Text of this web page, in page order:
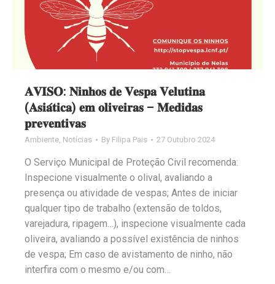
𝐀𝐕𝐈𝐒𝐎: 𝐍𝐢𝐧𝐡𝐨𝐬 𝐝𝐞 𝐕𝐞𝐬𝐩𝐚 𝐕𝐞𝐥𝐮𝐭𝐢𝐧𝐚
(𝐀𝐬𝐢𝐚́𝐭𝐢𝐜𝐚) 𝐞𝐦 𝐨𝐥𝐢𝐯𝐞𝐢𝐫𝐚𝐬 – 𝐌𝐞𝐝𝐢𝐝𝐚𝐬
𝐩𝐫𝐞𝐯𝐞𝐧𝐭𝐢𝐯𝐚𝐬
Ambiente, Notícias By Filipa Pais 27 Outubro 2024
O Serviço Municipal de Proteção Civil recomenda:
Inspecione visualmente o olival, avaliando a
presença ou atividade de vespas; Antes de iniciar
qualquer tipo de trabalho (extensão de toldos,
varejadura, ripagem…), inspecione visualmente cada
oliveira, avaliando a possível existência de ninhos
de vespa; Em caso de avistamento de ninho, não
interfira com o mesmo e/ou com…